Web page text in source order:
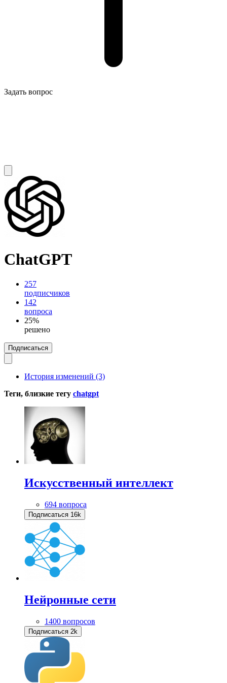
Задать вопрос
ChatGPT
257
подписчиков
142
вопроса
25%
решено
Подписаться
История изменений (3)
Теги, близкие тегу chatgpt
Искусственный интеллект
694 вопроса
Подписаться 16k
Нейронные сети
1400 вопросов
Подписаться 2k